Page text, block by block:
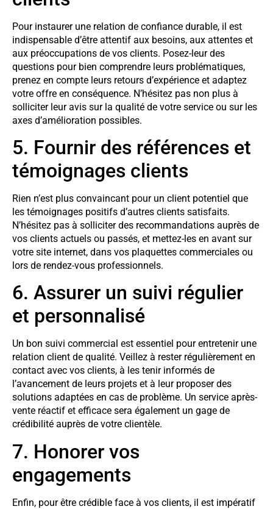
Pour instaurer une relation de confiance durable, il est
indispensable d’être attentif aux besoins, aux attentes et
aux préoccupations de vos clients. Posez-leur des
questions pour bien comprendre leurs problématiques,
prenez en compte leurs retours d’expérience et adaptez
votre offre en conséquence. N’hésitez pas non plus à
solliciter leur avis sur la qualité de votre service ou sur les
axes d’amélioration possibles.
5. Fournir des références et
témoignages clients
Rien n’est plus convaincant pour un client potentiel que
les témoignages positifs d’autres clients satisfaits.
N’hésitez pas à solliciter des recommandations auprès de
vos clients actuels ou passés, et mettez-les en avant sur
votre site internet, dans vos plaquettes commerciales ou
lors de rendez-vous professionnels.
6. Assurer un suivi régulier
et personnalisé
Un bon suivi commercial est essentiel pour entretenir une
relation client de qualité. Veillez à rester régulièrement en
contact avec vos clients, à les tenir informés de
l’avancement de leurs projets et à leur proposer des
solutions adaptées en cas de problème. Un service après-
vente réactif et efficace sera également un gage de
crédibilité auprès de votre clientèle.
7. Honorer vos
engagements
Enfin, pour être crédible face à vos clients, il est impératif